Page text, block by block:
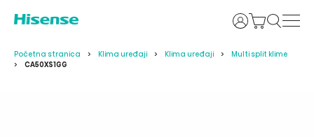
Prijava
Početna stranica Klima uređaji Klima uređaji
Multi split klime
CA50XS1GG